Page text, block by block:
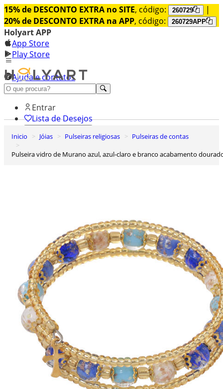
15% de DESCONTO EXTRA no SITE, código: 260729
|
20% de DESCONTO EXTRA na APP, código: 260729APP
Holyart APP
App Store
Play Store
Ajuda e contatos
Conheça premium
Entrar
Lista de Desejos
0
Inicio Jóias Pulseiras religiosas
Pulseiras de contas
Pulseira vidro de Murano azul, azul-claro e branco acabamento